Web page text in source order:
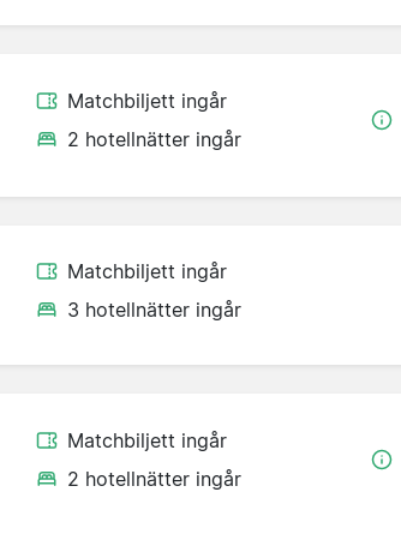
Matchbiljett ingår
2 hotellnätter ingår
Matchbiljett ingår
3 hotellnätter ingår
Matchbiljett ingår
2 hotellnätter ingår